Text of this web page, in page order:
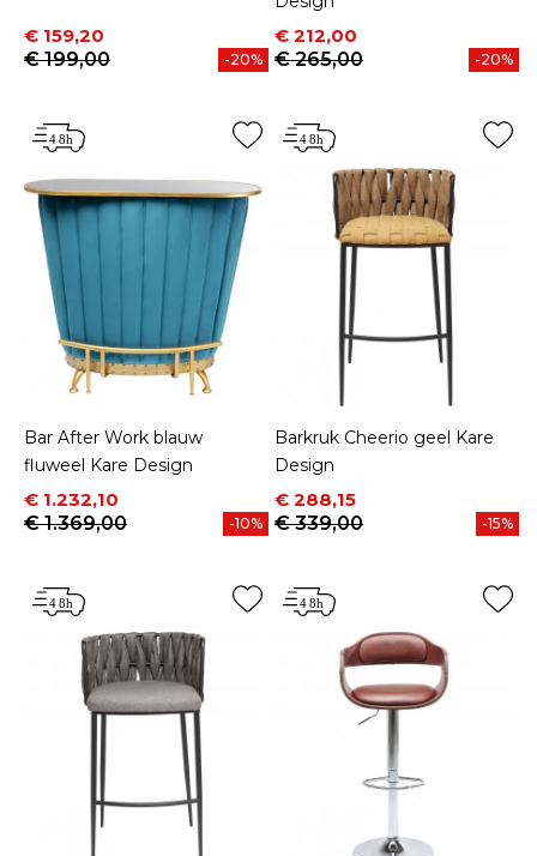
Prijs
€ 159,20
Normale prijs
€ 199,00
-20%
Prijs
€ 212,00
Normale prijs
€ 265,00
-20%
Bar After Work blauw
fluweel Kare Design
Prijs
€ 1.232,10
Normale prijs
€ 1.369,00
-10%
Barkruk Cheerio geel Kare
Design
Prijs
€ 288,15
Normale prijs
€ 339,00
-15%